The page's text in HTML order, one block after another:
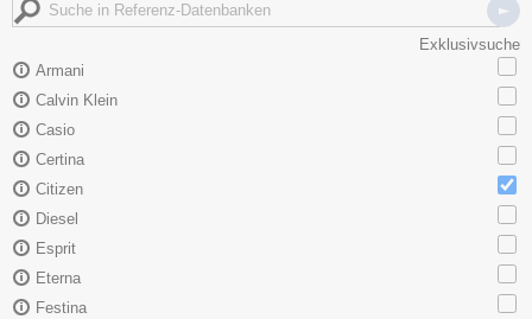
Exklusivsuche
Armani
Calvin Klein
Casio
Certina
Citizen
Diesel
Esprit
Eterna
Festina